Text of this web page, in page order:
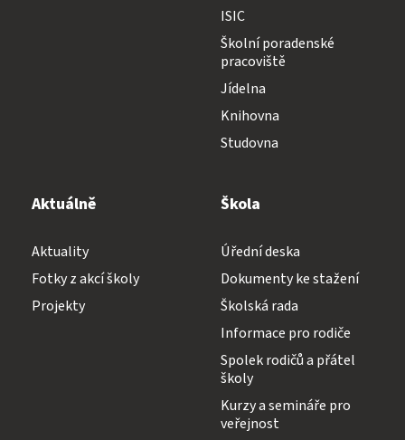
ISIC
Školní poradenské
pracoviště
Jídelna
Knihovna
Studovna
Aktuálně
Aktuality
Fotky z akcí školy
Projekty
Škola
Úřední deska
Dokumenty ke stažení
Školská rada
Informace pro rodiče
Spolek rodičů a přátel
školy
Kurzy a semináře pro
veřejnost